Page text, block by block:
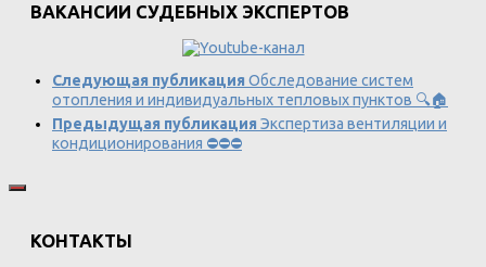
ВАКАНСИИ СУДЕБНЫХ ЭКСПЕРТОВ
Следующая публикация Обследование систем
отопления и индивидуальных тепловых пунктов 🔍🏠
Предыдущая публикация Экспертиза вентиляции и
кондиционирования ⛔⛔⛔
КОНТАКТЫ